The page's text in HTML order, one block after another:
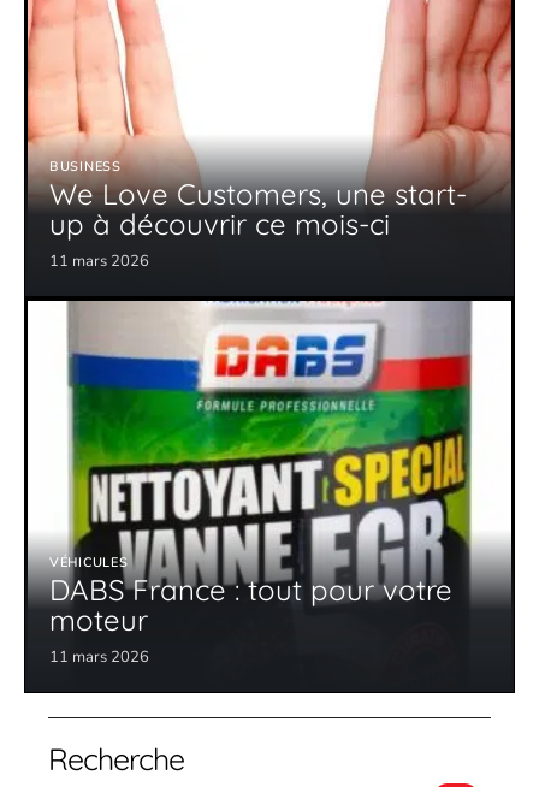
BUSINESS
We Love Customers, une start-
up à découvrir ce mois-ci
11 mars 2026
VÉHICULES
DABS France : tout pour votre
moteur
11 mars 2026
Recherche